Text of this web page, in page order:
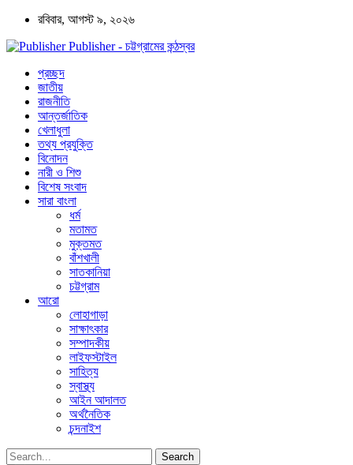
রবিবার, আগস্ট ৯, ২০২৬
Publisher - চট্টগ্রামের কন্ঠস্বর
প্রচ্ছদ
জাতীয়
রাজনীতি
আন্তর্জাতিক
খেলাধুলা
তথ্য প্রযুক্তি
বিনোদন
নারী ও শিশু
বিশেষ সংবাদ
সারা বাংলা
ধর্ম
মতামত
মুক্তমত
বাঁশখালী
সাতকানিয়া
চট্টগ্রাম
আরো
লোহাগাড়া
সাক্ষাৎকার
সম্পাদকীয়
লাইফস্টাইল
সাহিত্য
স্বাস্থ্য
আইন আদালত
অর্থনৈতিক
চন্দনাইশ